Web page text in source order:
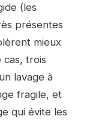
(les
présentes
mieux
cas, trois
lavage à
fragile, et
qui évite les